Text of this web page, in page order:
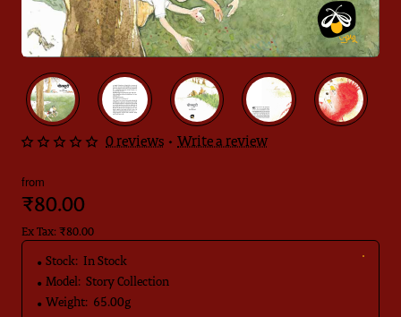
0 reviews • Write a review
from
₹80.00
Ex Tax: ₹80.00
Stock: In Stock
Model: Story Collection
Weight: 65.00g